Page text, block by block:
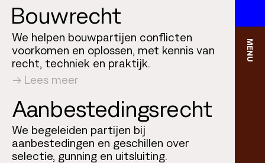
MENU
Bouwrecht
We helpen bouwpartijen conflicten
voorkomen en oplossen, met kennis van
recht, techniek en praktijk.
Lees meer
Aanbestedings­recht
We begeleiden partijen bij
aanbestedingen en geschillen over
selectie, gunning en uitsluiting.